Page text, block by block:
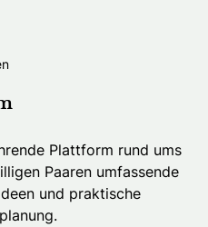
Plattform rund ums
Paaren umfassende
und praktische